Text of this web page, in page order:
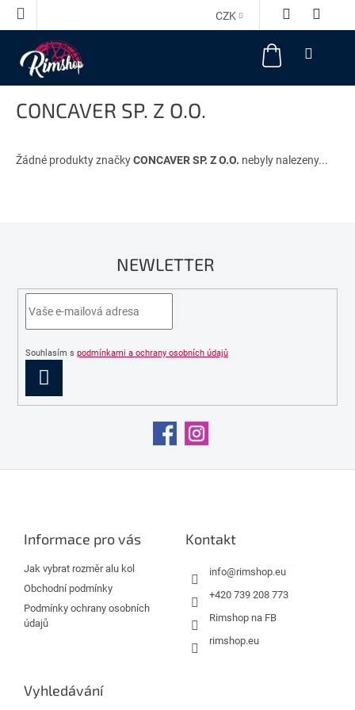
Přejít
CZK
NÁKUPNÍ
KOŠÍK
CONCAVER SP. Z O.O.
Žádné produkty značkyCONCAVER SP. Z O.O. nebyly nalezeny...
NEWLETTER
Souhlasím s podmínkami a ochrany osobních údajů
SE
Informace pro vás
Jak vybrat rozměr alu kol
Obchodní podmínky
Podmínky ochrany osobních
údajů
Kontakt
info@rimshop.eu
+420 739 208 773
Rimshop na FB
rimshop.eu
Vyhledávání